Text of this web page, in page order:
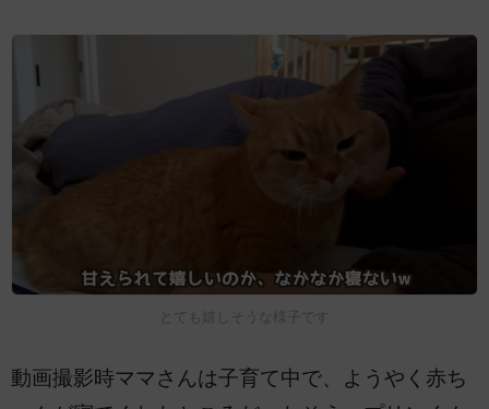
とても嬉しそうな様子です
動画撮影時ママさんは子育て中で、ようやく赤ち